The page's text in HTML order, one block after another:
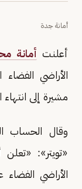
أمانة جدة
أعلنت أمانة
الأراضي الفضاء
مشيرة إلى انتهاء المهلة في
وقال الحساب
«تويتر»:
الأراضي الفضاء